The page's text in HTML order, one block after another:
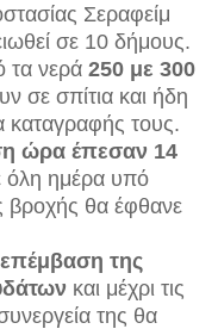
Σεραφείμ
σε 10 δήμους.
τα νερά 250 με 300
σε σπίτια και ήδη
καταγραφής τους.
ώρα έπεσαν 14
όλη ημέρα υπό
βροχής θα έφθανε
επέμβαση της
και μέχρι τις
της θα